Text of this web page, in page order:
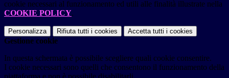
cookie necessari al funzionamento ed utili alle finalità illustrate nella
COOKIE POLICY.
Personalizza Rifiuta tutti i cookies Accetta tutti i cookies
Gestione cookie
In questa schermata è possibile scegliere quali cookie consentire.
I cookie necessari sono quelli che consentono il funzionamento della